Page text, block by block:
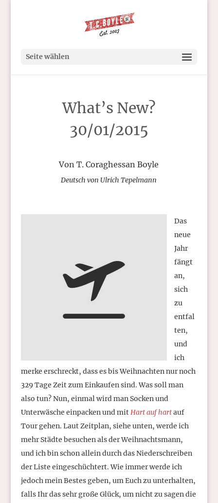
Seite wählen
What’s New?
30/01/2015
Von T. Coraghessan Boyle
Deutsch von Ulrich Tepelmann
Das
neue
Jahr
fängt
an,
sich
zu
entfal
ten,
und
ich
merke erschreckt, dass es bis Weihnachten nur noch
329 Tage Zeit zum Einkaufen sind. Was soll man
also tun? Nun, einmal wird man Socken und
Unterwäsche einpacken und mitHart auf hartauf
Tour gehen. Laut Zeitplan, siehe unten, werde ich
mehr Städte besuchen als der Weihnachtsmann,
und ich bin schon allein durch das Niederschreiben
der Liste eingeschüchtert. Wie immer werde ich
jedoch mein Bestes geben, um Euch zu unterhalten,
falls Ihr das sehr große Glück, um nicht zu sagen die